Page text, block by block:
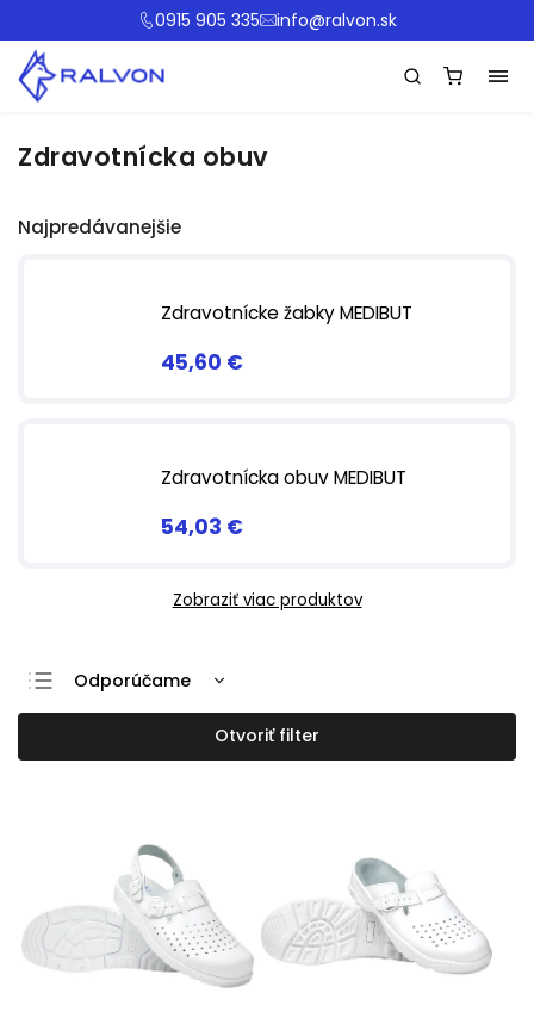
0915 905 335 info@ralvon.sk
Zdravotnícka obuv
Najpredávanejšie
Zdravotnícke žabky MEDIBUT
45,60 €
Zdravotnícka obuv MEDIBUT
54,03 €
Zobraziť viac produktov
Odporúčame
Najlacnejšie
Najdrahšie
Otvoriť filter